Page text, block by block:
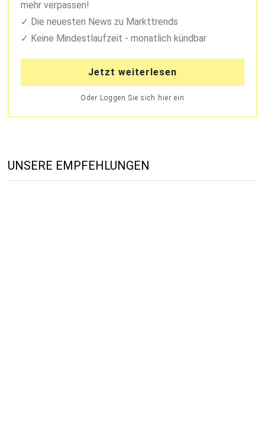
mehr verpassen!
Die neuesten News zu Markttrends
Keine Mindestlaufzeit - monatlich kündbar
Jetzt weiterlesen
Oder Loggen Sie sich hier ein
UNSERE EMPFEHLUNGEN